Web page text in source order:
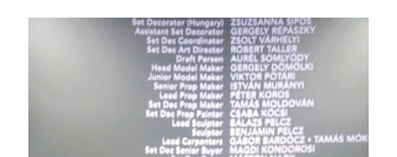
АСПІРАНТУ
НАУКА ТА ІННОВАЦІЇ